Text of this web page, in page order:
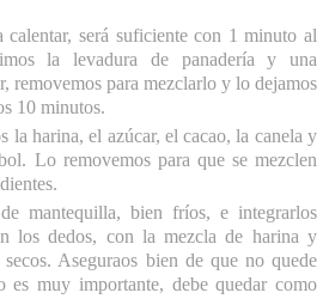
calentar, será suficiente con 1 minuto al
la levadura de panadería y una
removemos para mezclarlo y lo dejamos
10 minutos.
la harina, el azúcar, el cacao, la canela y
Lo removemos para que se mezclen
mantequilla, bien fríos, e integrarlos
los dedos, con la mezcla de harina y
secos. Aseguraos bien de que no quede
es muy importante, debe quedar como